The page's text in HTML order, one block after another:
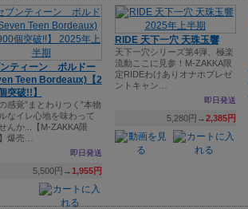
ティーン ボルドー
Teen Bordeaux)【2
突破!!】
感覚”まとわりつく”本物
なイレ心地を味わって
んか...【M-ZAKKA限
爆売…
即日発送
5,500円→1,955円
RIDE 天下一穴 天珠玉響
天下一穴シリーズ第4弾、極楽
流動ここに見参！M-ZAKKA限
定RIDEわけありオナホプレゼ
ントキャン…
即日発送
5,280円→2,385円